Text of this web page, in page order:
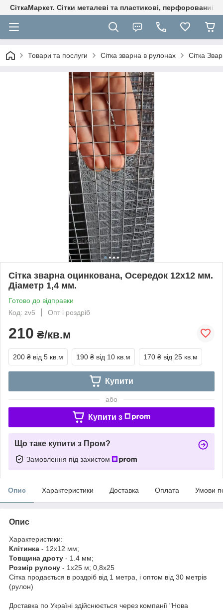
СіткаМаркет. Cітки металеві та пластикові, перфорований
Товари та послуги Сітка зварна в рулонах Сітка
Сітка зварна оцинкована, Осередок 12х12 мм.
Діаметр 1,4 мм.
Готово до відправки
Код: zv5
Опт і роздріб
210 ₴/кв.м
200 ₴ від 5 кв.м 190 ₴ від 10 кв.м 170 ₴ від 25 кв.м
Купити
або
Купити з
Що таке купити з Пром?
Замовлення під захистом
Опис Характеристики Доставка Оплата Умови
Опис
Характеристики:
Клітинка - 12х12 мм;
Товщина дроту - 1.4 мм;
Розмір рулону - 1х25 м; 0,8х25
Сітка продається в роздріб від 1 метра, і оптом від 30 метрів
(рулон)
Доставка по Україні здійснюється через компанії "Нова